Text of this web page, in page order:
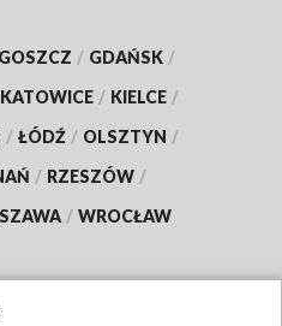
/ GDAŃSK /
KATOWICE / KIELCE /
/ ŁÓDŹ / OLSZTYN /
/ RZESZÓW /
/ WROCŁAW